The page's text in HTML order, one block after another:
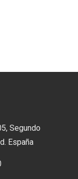
Segundo
España